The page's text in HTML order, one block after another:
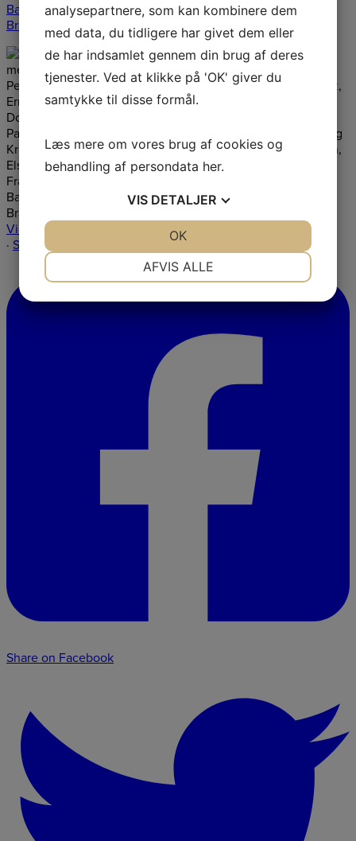
Bager
Mie Kegel,Tom Andreasen, Lorenz Svenstrup
Brandt
See More See Less
View on Facebook
· Share
Share on Facebook
analysepartnere, som kan kombinere dem
med data, du tidligere har givet dem eller
de har indsamlet gennem din brug af deres
tjenester. Ved at klikke på 'OK' giver du
samtykke til disse formål.
Læs mere om vores brug af cookies og
behandling af persondata her.
VIS DETALJER
AFVIS ALLE
OK